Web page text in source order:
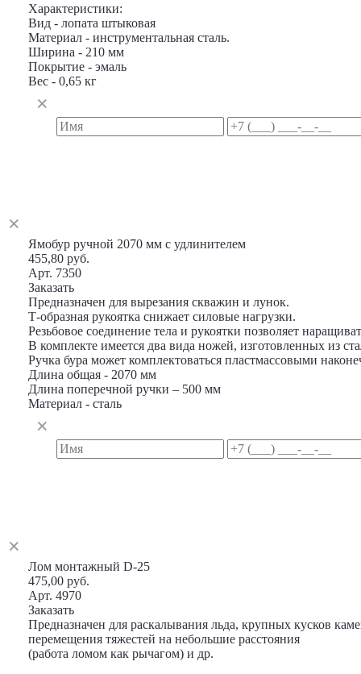
Характеристики:
Вид - лопата штыковая
Материал - инструментальная сталь.
Ширина - 210 мм
Покрытие - эмаль
Вес - 0,65 кг
Ямобур ручной 2070 мм с удлинителем
455,80 руб.
Арт. 7350
Заказать
Предназначен для вырезания скважин и лунок.
Т-образная рукоятка снижает силовые нагрузки.
Резьбовое соединение тела и рукоятки позволяет
В комплекте имеется два вида ножей, изготовленных из
Ручка бура может комплектоваться пластмассовыми
Длина общая - 2070 мм
Длина поперечной ручки – 500 мм
Материал - сталь
Лом монтажный D-25
475,00 руб.
Арт. 4970
Заказать
Предназначен для раскалывания льда, крупных кусков
перемещения тяжестей на небольшие расстояния
(работа ломом как рычагом) и др.